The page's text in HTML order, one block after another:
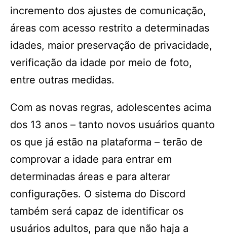
incremento dos ajustes de comunicação,
áreas com acesso restrito a determinadas
idades, maior preservação de privacidade,
verificação da idade por meio de foto,
entre outras medidas.
Com as novas regras, adolescentes acima
dos 13 anos – tanto novos usuários quanto
os que já estão na plataforma – terão de
comprovar a idade para entrar em
determinadas áreas e para alterar
configurações. O sistema do Discord
também será capaz de identificar os
usuários adultos, para que não haja a